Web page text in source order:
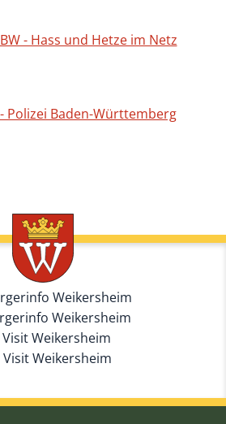
- Hass und Hetze im Netz
Polizei Baden-Württemberg
Weikersheim
Weikersheim
Visit Weikersheim
Visit Weikersheim